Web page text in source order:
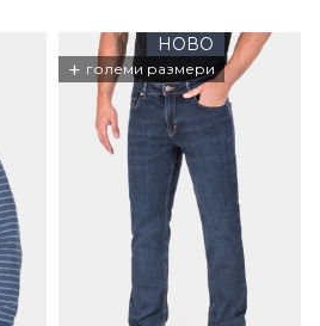
НОВО
+ големи размери